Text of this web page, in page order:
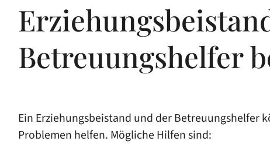
Betreuungshelfer
Ein Erziehungsbeistand und der Betreuungshelfer
Problemen helfen. Mögliche Hilfen sind: